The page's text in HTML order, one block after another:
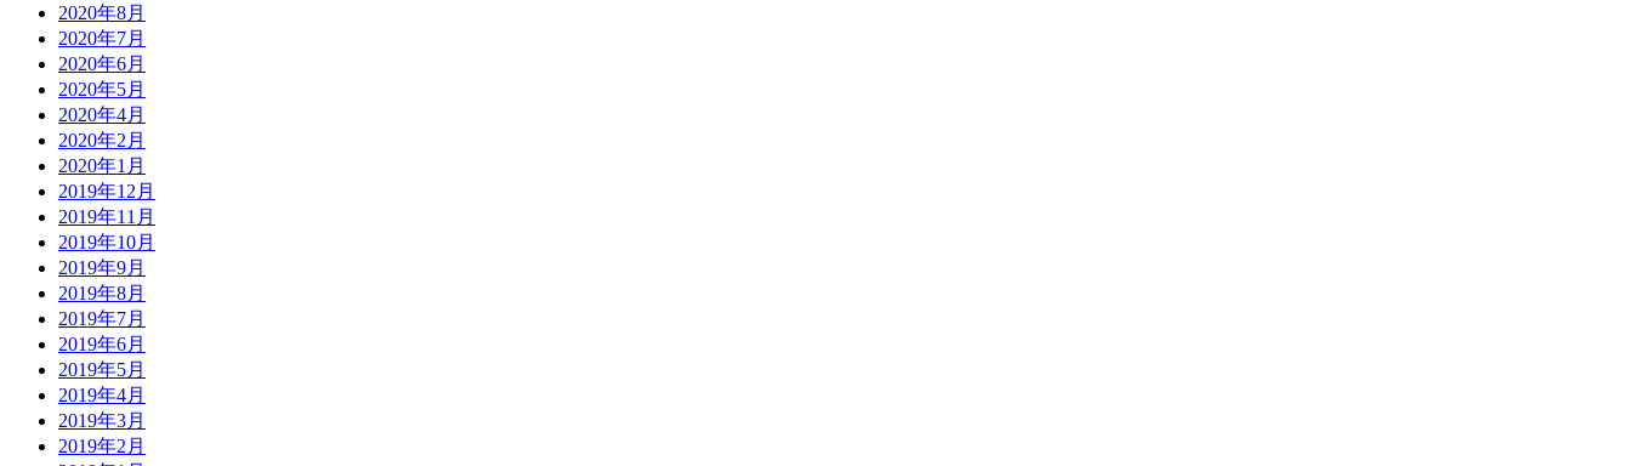
2020年8月
2020年7月
2020年6月
2020年5月
2020年4月
2020年2月
2020年1月
2019年12月
2019年11月
2019年10月
2019年9月
2019年8月
2019年7月
2019年6月
2019年5月
2019年4月
2019年3月
2019年2月